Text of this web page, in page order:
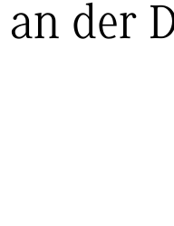
der